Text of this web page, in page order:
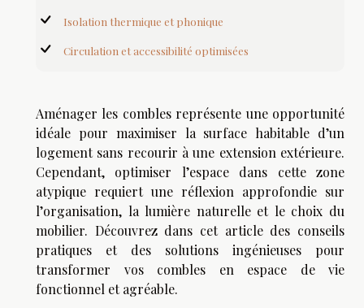
Isolation thermique et phonique
Circulation et accessibilité optimisées
Aménager les combles représente une opportunité
idéale pour maximiser la surface habitable d’un
logement sans recourir à une extension extérieure.
Cependant, optimiser l’espace dans cette zone
atypique requiert une réflexion approfondie sur
l’organisation, la lumière naturelle et le choix du
mobilier. Découvrez dans cet article des conseils
pratiques et des solutions ingénieuses pour
transformer vos combles en espace de vie
fonctionnel et agréable.